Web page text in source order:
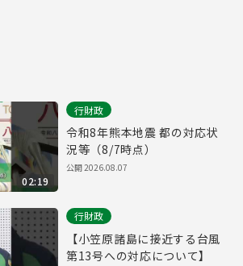
02:19
行財政
令和8年熊本地震 都の対応状
況等（8/7時点）
公開2026.08.07
行財政
【小笠原諸島に接近する台風
第13号への対応について】